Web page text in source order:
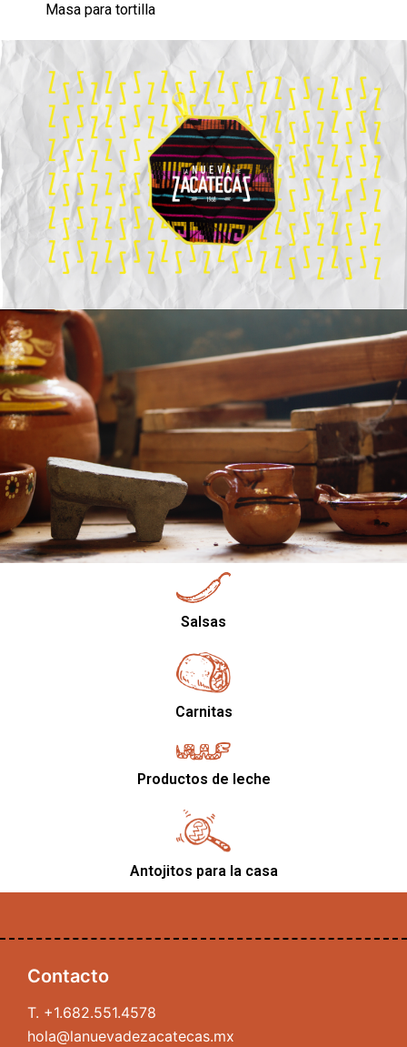
Masa para tortilla
Salsas
Carnitas
Productos de leche
Antojitos para la casa
Contacto
T. +1.682.551.4578
hola@lanuevadezacatecas.mx